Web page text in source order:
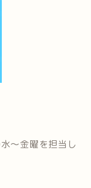
～金曜を担当し